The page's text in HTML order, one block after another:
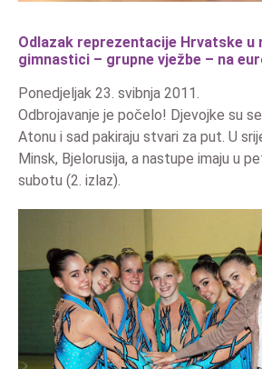
Odlazak reprezentacije Hrvatske
gimnastici – grupne vježbe – na
Ponedjeljak 23. svibnja 2011.
Odbrojavanje je počelo! Djevojke su
Atonu i sad pakiraju stvari za put. U
Minsk, Bjelorusija, a nastupe imaju u
subotu (2. izlaz).